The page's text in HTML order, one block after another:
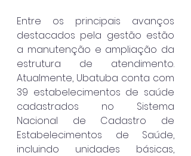
Entre os principais avanços
destacados pela gestão estão
a manutenção e ampliação da
estrutura de atendimento.
Atualmente, Ubatuba conta com
39 estabelecimentos de saúde
cadastrados no Sistema
Nacional de Cadastro de
Estabelecimentos de Saúde,
incluindo unidades básicas,